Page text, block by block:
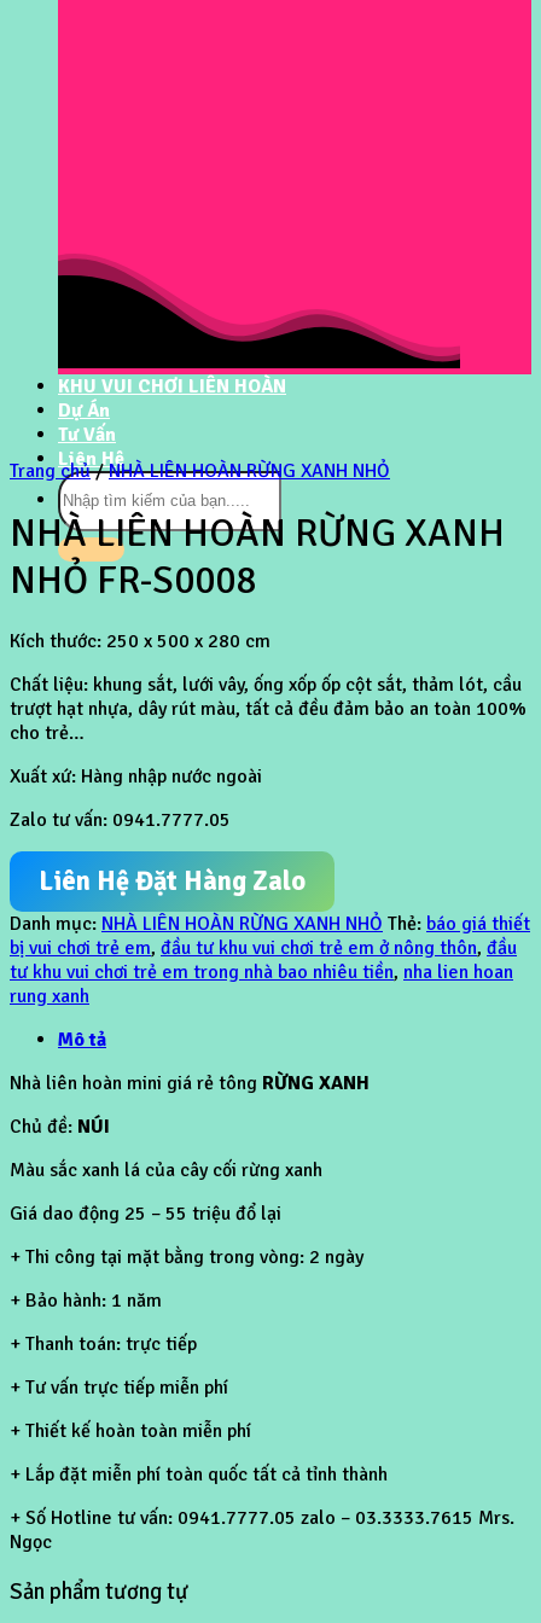
KHU VUI CHƠI LIÊN HOÀN
Dự Án
Tư Vấn
Liên Hệ
Tìm
kiếm:
Trang chủ / NHÀ LIÊN HOÀN RỪNG XANH NHỎ
NHÀ LIÊN HOÀN RỪNG XANH
NHỎ FR-S0008
Kích thước: 250 x 500 x 280 cm
Chất liệu: khung sắt, lưới vây, ống xốp ốp cột sắt, thảm lót, cầu
trượt hạt nhựa, dây rút màu, tất cả đều đảm bảo an toàn 100%
cho trẻ…
Xuất xứ: Hàng nhập nước ngoài
Zalo tư vấn: 0941.7777.05
Liên Hệ Đặt Hàng Zalo
Danh mục: NHÀ LIÊN HOÀN RỪNG XANH NHỎ Thẻ: báo giá thiết
bị vui chơi trẻ em, đầu tư khu vui chơi trẻ em ở nông thôn, đầu
tư khu vui chơi trẻ em trong nhà bao nhiêu tiền, nha lien hoan
rung xanh
Mô tả
Nhà liên hoàn mini giá rẻ tông RỪNG XANH
Chủ đề: NÚI
Màu sắc xanh lá của cây cối rừng xanh
Giá dao động 25 – 55 triệu đổ lại
+ Thi công tại mặt bằng trong vòng: 2 ngày
+ Bảo hành: 1 năm
+ Thanh toán: trực tiếp
+ Tư vấn trực tiếp miễn phí
+ Thiết kế hoàn toàn miễn phí
+ Lắp đặt miễn phí toàn quốc tất cả tỉnh thành
+ Số Hotline tư vấn: 0941.7777.05 zalo – 03.3333.7615 Mrs.
Ngọc
Sản phẩm tương tự